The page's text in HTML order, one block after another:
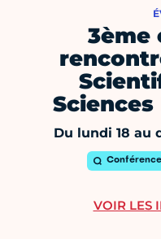
3ème
Du lundi 18 au
VOIR LES